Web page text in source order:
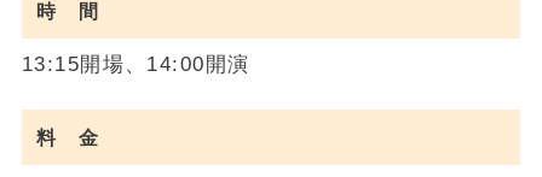
時 間
13:15開場、14:00開演
料 金